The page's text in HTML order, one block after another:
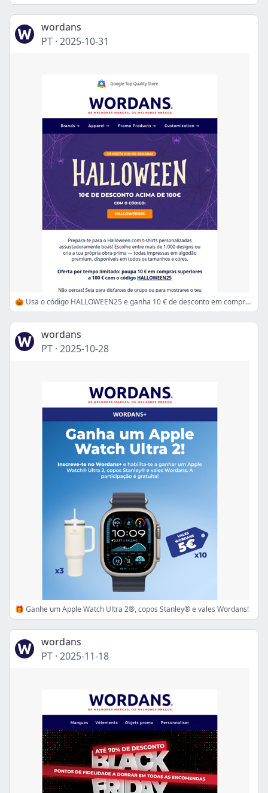
wordans
PT · 2025-10-31
🎃 Usa o código HALLOWEEN25 e ganha 10 € de desconto em compras superiores a 100 €
wordans
PT · 2025-10-28
🎁 Ganhe um Apple Watch Ultra 2®, copos Stanley® e vales Wordans!
wordans
PT · 2025-11-18